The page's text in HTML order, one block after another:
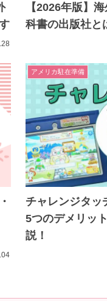
【2026年版】
科書の出版社と
アメリカ駐在準備
チャレンジタッ
5つのデメリッ
説！